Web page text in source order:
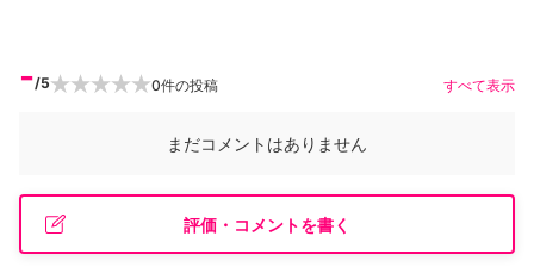
-/5 0件の投稿 すべて表示
まだコメントはありません
評価・コメントを書く